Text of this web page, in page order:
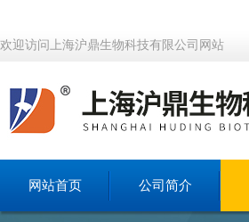
欢迎访问上海沪鼎生物科技有限公司网站
网站首页 公司简介